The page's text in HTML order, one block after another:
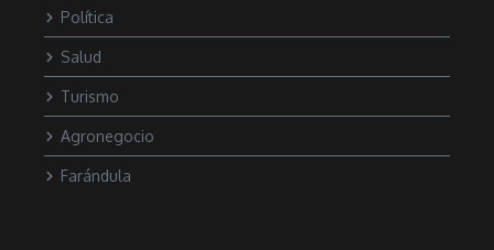
Política
Salud
Turismo
Agronegocio
Farándula